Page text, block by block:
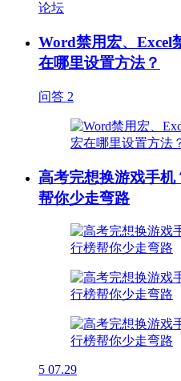
论坛
Word禁用宏、Excel
在哪里设置方法？
问答 2
高考完想换游戏手机
帮你少走弯路
5 07.29